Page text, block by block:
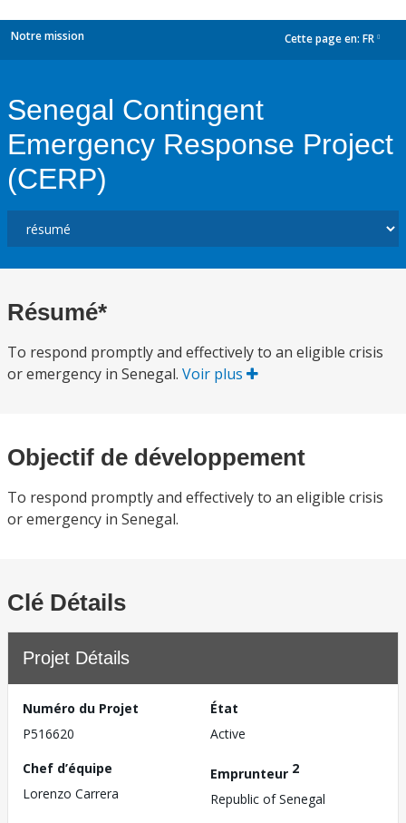
Notre mission Cette page en: FR
Senegal Contingent
Emergency Response Project
(CERP)
Résumé*
To respond promptly and effectively to an eligible crisis
or emergency in Senegal. Voir plus
Objectif de développement
To respond promptly and effectively to an eligible crisis
or emergency in Senegal.
Clé Détails
Projet Détails
Numéro du Projet
P516620
État
Active
Chef d’équipe
Lorenzo Carrera
Emprunteur 2
Republic of Senegal